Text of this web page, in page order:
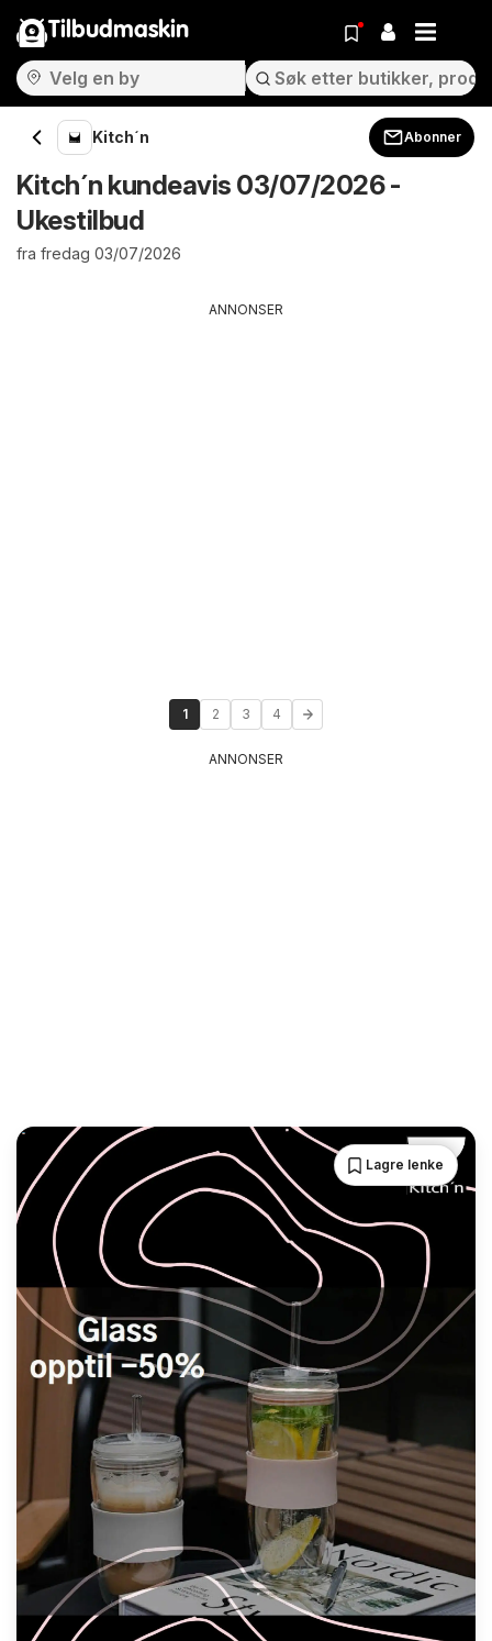
Tilbudmaskin
Kitch´n Abonner
Kitch´n kundeavis 03/07/2026 -
Ukestilbud
fra fredag 03/07/2026
ANNONSER
1 2 3 4
ANNONSER
Lagre lenke